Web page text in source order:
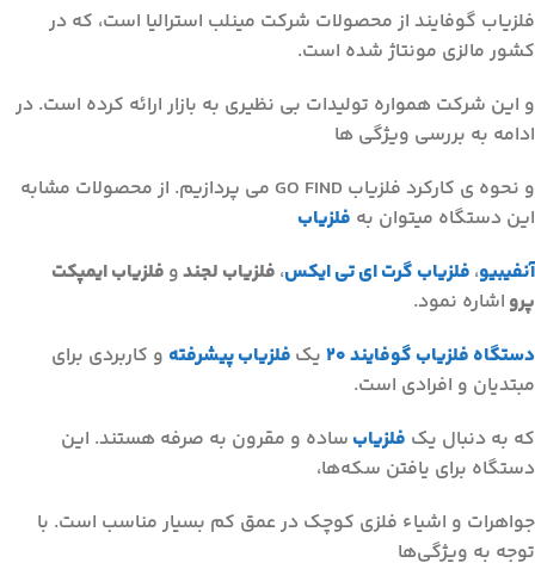
فلزیاب گوفایند از محصولات شرکت مینلب استرالیا است، که در
کشور مالزی مونتاژ شده است.
و این شرکت همواره تولیدات بی نظیری به بازار ارائه کرده است. در
ادامه به بررسی ویژگی ها
و نحوه ی کارکرد فلزیاب GO FIND می پردازیم. از محصولات مشابه
این دستگاه میتوان به فلزیاب
آنفیبیو، فلزیاب گرت ای تی ایکس، فلزیاب لجندو فلزیاب ایمپکت
پرو اشاره نمود.
دستگاه فلزیاب گوفایند ۲۰
یک فلزیاب پیشرفته و کاربردی برای
مبتدیان و افرادی است.
که به دنبال یک فلزیاب ساده و مقرون به صرفه هستند. این
دستگاه برای یافتن سکه‌ها،
جواهرات و اشیاء فلزی کوچک در عمق کم بسیار مناسب است. با
توجه به ویژگی‌ها